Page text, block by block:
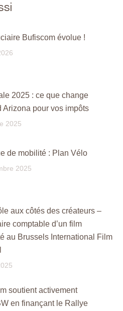
Bufiscom évolue !
2025 : ce que change
Arizona pour vos impôts
2025
de mobilité : Plan Vélo
2025
aux côtés des créateurs –
comptable d’un film
au Brussels International Film
soutient activement
en finançant le Rallye